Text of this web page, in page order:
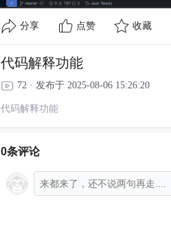
分享 点赞 收藏
代码解释功能
72 · 发布于 2025-08-06 15:26:20
代码解释功能
0条评论